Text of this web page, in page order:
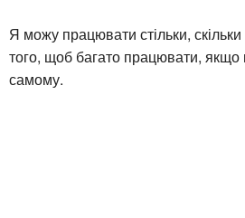
Я можу працювати стільки,
того, щоб багато працювати, якщо
самому.